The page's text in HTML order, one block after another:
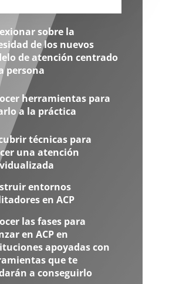
sobre la
de los nuevos
de atención centrado
persona
herramientas para
a la práctica
técnicas para
una atención
entornos
en ACP
las fases para
en ACP en
apoyadas con
que te
a conseguirlo